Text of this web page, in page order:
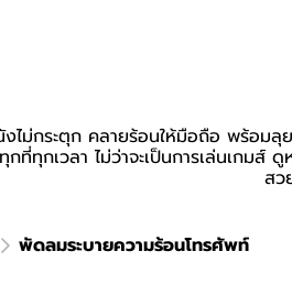
งไม่กระตุก คลายร้อนให้มือถือ พร้อ
กที่ทุกเวลา ไม่ว่าจะเป็นการเล่นเกม
สว
พัดลมระบายความร้อนโทรศัพท์